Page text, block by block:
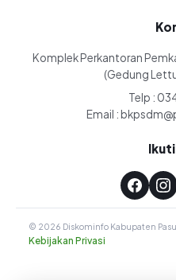
Komplek Perkantoran
(Gedung
Telp :
Email :
© 2026 Diskominfo Kabupaten
Kebijakan Privasi